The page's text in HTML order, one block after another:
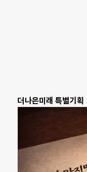
더나은미래 특별기획